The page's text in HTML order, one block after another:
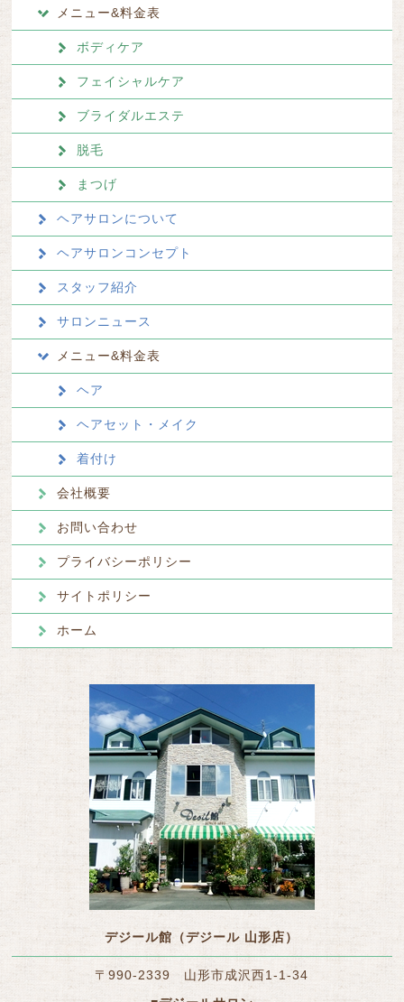
メニュー&料金表
ボディケア
フェイシャルケア
ブライダルエステ
脱毛
まつげ
ヘアサロンについて
ヘアサロンコンセプト
スタッフ紹介
サロンニュース
メニュー&料金表
ヘア
ヘアセット・メイク
着付け
会社概要
お問い合わせ
プライバシーポリシー
サイトポリシー
ホーム
デジール館（デジール 山形店）
〒990-2339 山形市成沢西1-1-34